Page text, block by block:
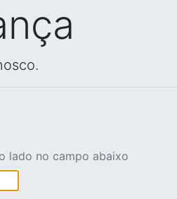
lado no campo abaixo